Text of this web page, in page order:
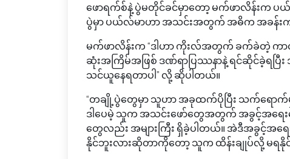
ဖောရက်စ်နဲ့ ပွဲမတိုင်ခင်မှာတော့ မက်ဖာလိန်းက
ပွဲမှာ ပယ်လ်မာဟာ အသင်းအတွက် အဓိက အခန်း
မက်ဖာလိန်းက “ဒါဟာ ကိုးလ်အတွက် ခက်ခဲတဲ့ ကာ
ဆုံးအကြိမ်အဖြစ် ဒဏ်ရာပြဿနာနဲ့ ရင်ဆိုင်ခဲ့ရ
သင်ယူနေရတာပါ” လို့ ဆိုပါတယ်။
“တချို့ပွဲတွေမှာ သူဟာ အခုထက်ပိုပြီး သက်ရော
ဒါပေမဲ့ သူက အသင်းဖော်တွေအတွက် အခွင့်အရေးက
တွေလည်း အများကြီး ရှိခဲ့ပါတယ်။ အဲဒီအခွင့်အ
နိုင်ဘူးလားဆိုတာကိုတော့ သူက ထိန်းချုပ်လို့ မရနိုင်